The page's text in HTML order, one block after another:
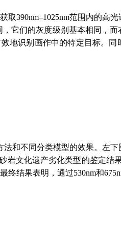
390nm–1025nm范围内的高
它们的灰度级别基本相同，
地识别画作中的特定目标。
和不同分类模型的效果。左下
文化遗产劣化类型的鉴定结
结果表明，通过530nm和